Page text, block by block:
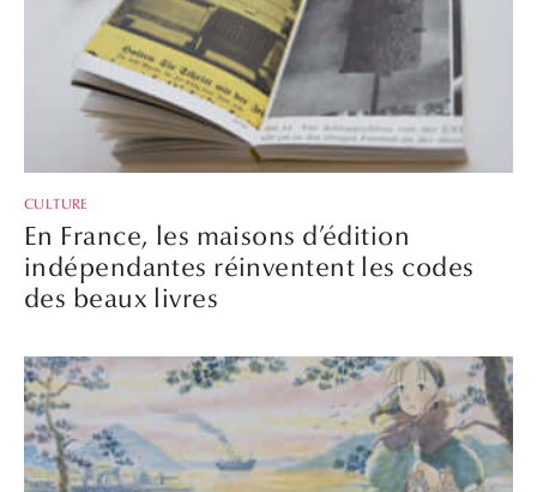
CULTURE
En France, les maisons d’édition
indépendantes réinventent les codes
des beaux livres